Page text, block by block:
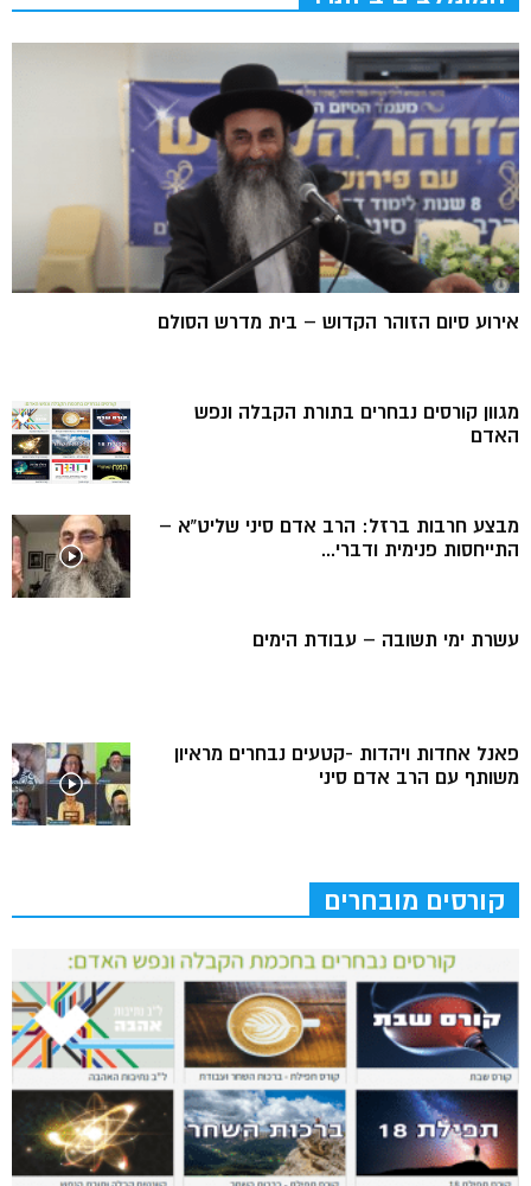
אירוע סיום הזוהר הקדוש – בית מדרש הסולם
מגוון קורסים נבחרים בתורת הקבלה ונפש
האדם
מבצע חרבות ברזל: הרב אדם סיני שליט”א –
התייחסות פנימית ודברי...
עשרת ימי תשובה – עבודת הימים
פאנל אחדות ויהדות -קטעים נבחרים מראיון
משותף עם הרב אדם סיני
קורסים מובחרים